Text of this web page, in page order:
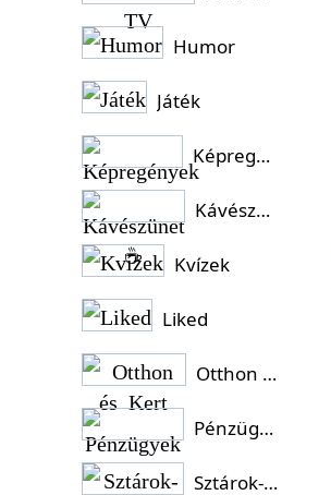
Humor
Játék
Képregények
Kávészünet ☕
Kvízek
Liked
Otthon és Kert
Pénzügyek
Sztárok-celebek